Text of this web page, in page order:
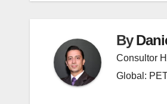
By
Consultor
Global: